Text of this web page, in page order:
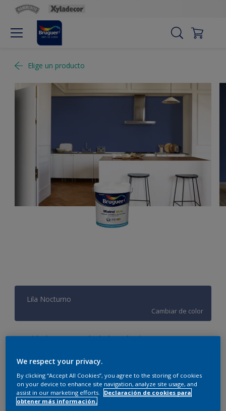
Elige un producto
Lila Nocturno
Cambiar de color
Cantidad Calculadora de pintura
Este producto no está actualmente disponible en línea.
Por favor, visite su tienda más cercana.
We respect your privacy.
By clicking “Accept All Cookies”, you agree to the storing of cookies
on your device to enhance site navigation, analyze site usage, and
assist in our marketing efforts.
Declaración de cookies para
obtener más información.